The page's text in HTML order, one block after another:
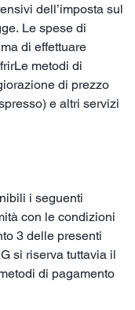
dell’imposta sul
Le spese di
di effettuare
metodi di
di prezzo
e altri servizi
i seguenti
con le condizioni
3 delle presenti
si riserva tuttavia il
di pagamento